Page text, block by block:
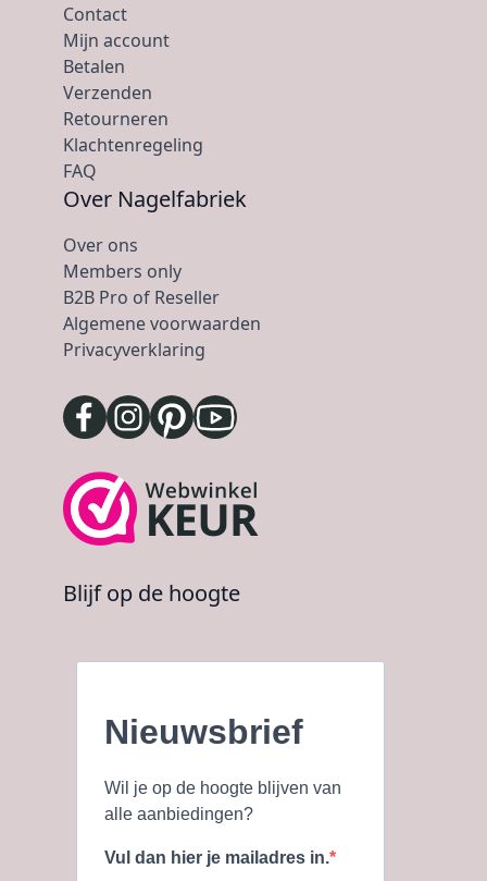
Contact
Mijn account
Betalen
Verzenden
Retourneren
Klachtenregeling
FAQ
Over Nagelfabriek
Over ons
Members only
B2B Pro of Reseller
Algemene voorwaarden
Privacyverklaring
Blijf op de hoogte
Nieuwsbrief
Wil je op de hoogte blijven van
alle aanbiedingen?
Vul dan hier je mailadres in.